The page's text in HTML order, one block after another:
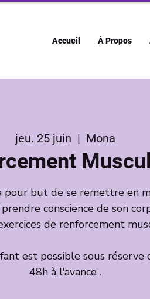
Accueil À Propos
jeu. 25 juin
  |
Mona
pour but de se remettre en
conscience de son
de renforcement
est possible sous réserve
48h à l'avance .